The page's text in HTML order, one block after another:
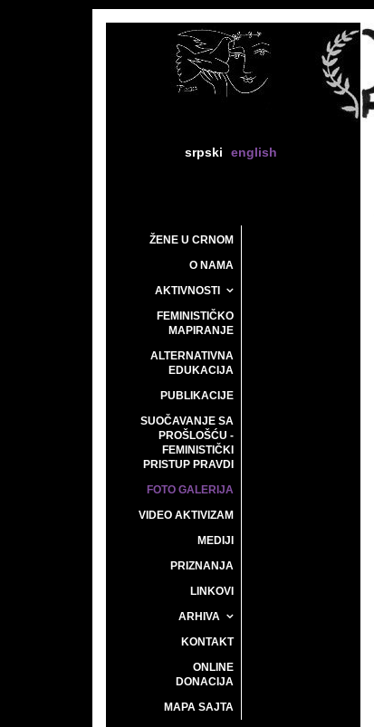
srpski english
ŽENE U CRNOM
O NAMA
AKTIVNOSTI
FEMINISTIČKO
MAPIRANJE
ALTERNATIVNA
EDUKACIJA
PUBLIKACIJE
SUOČAVANJE SA
PROŠLOŠĆU -
FEMINISTIČKI
PRISTUP PRAVDI
FOTO GALERIJA
VIDEO AKTIVIZAM
MEDIJI
PRIZNANJA
LINKOVI
ARHIVA
KONTAKT
ONLINE
DONACIJA
MAPA SAJTA